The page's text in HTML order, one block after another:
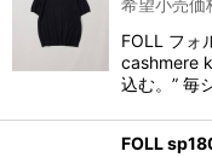
希望小売価
FOLL フ
cashmere
込む。” 毎
FOLL